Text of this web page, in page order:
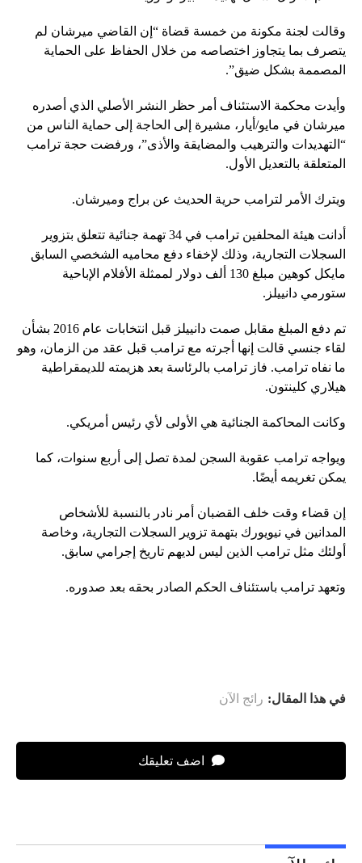
وقالت لجنة مكونة من خمسة قضاة “إن القاضي ميرشان لم
يتصرف بما يتجاوز اختصاصه من خلال الحفاظ على الحماية
المصممة بشكل ضيق”.
وأيدت محكمة الاستئناف أمر حظر النشر الأصلي الذي أصدره
ميرشان في مايو/أيار، مشيرة إلى الحاجة إلى حماية الناس من
“التهديدات والترهيب والمضايقة والأذى”، ورفضت حجة ترامب
المتعلقة بالتعديل الأول.
ويترك الأمر لترامب حرية الحديث عن براج وميرشان.
أدانت هيئة المحلفين ترامب في 34 تهمة جنائية تتعلق بتزوير
السجلات التجارية، وذلك لإخفاء دفع محاميه الشخصي السابق
مايكل كوهين مبلغ 130 ألف دولار لممثلة الأفلام الإباحية
ستورمي دانييلز.
تم دفع المبلغ مقابل صمت دانييلز قبل انتخابات عام 2016 بشأن
لقاء جنسي قالت إنها أجرته مع ترامب قبل عقد من الزمان، وهو
ما نفاه ترامب. فاز ترامب بالرئاسة بعد هزيمته للديمقراطية
هيلاري كلينتون.
وكانت المحاكمة الجنائية هي الأولى لأي رئيس أمريكي.
ويواجه ترامب عقوبة السجن لمدة تصل إلى أربع سنوات، كما
يمكن تغريمه أيضًا.
إن قضاء وقت خلف القضبان أمر نادر بالنسبة للأشخاص
المدانين في نيويورك بتهمة تزوير السجلات التجارية، وخاصة
أولئك مثل ترامب الذين ليس لديهم تاريخ إجرامي سابق.
وتعهد ترامب باستئناف الحكم الصادر بحقه بعد صدوره.
في هذا المقال: رائج الآن
اضف تعليقك